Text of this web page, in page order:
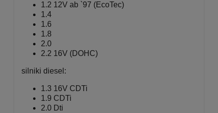
1.2 12V ab `97 (EcoTec)
1.4
1.6
1.8
2.0
2.2 16V (DOHC)
silniki diesel:
1.3 16V CDTi
1.9 CDTi
2.0 Dti